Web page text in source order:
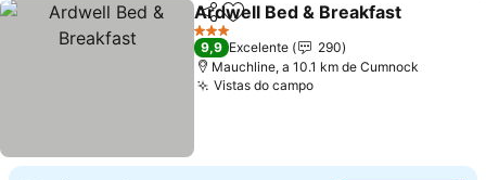
PartilharAdicionar aos favoritos
Ardwell Bed & Breakfast
3 Estrelas
9,9 Excelente
290
Mauchline, a 10.1 km de Cumnock
Vistas do campo